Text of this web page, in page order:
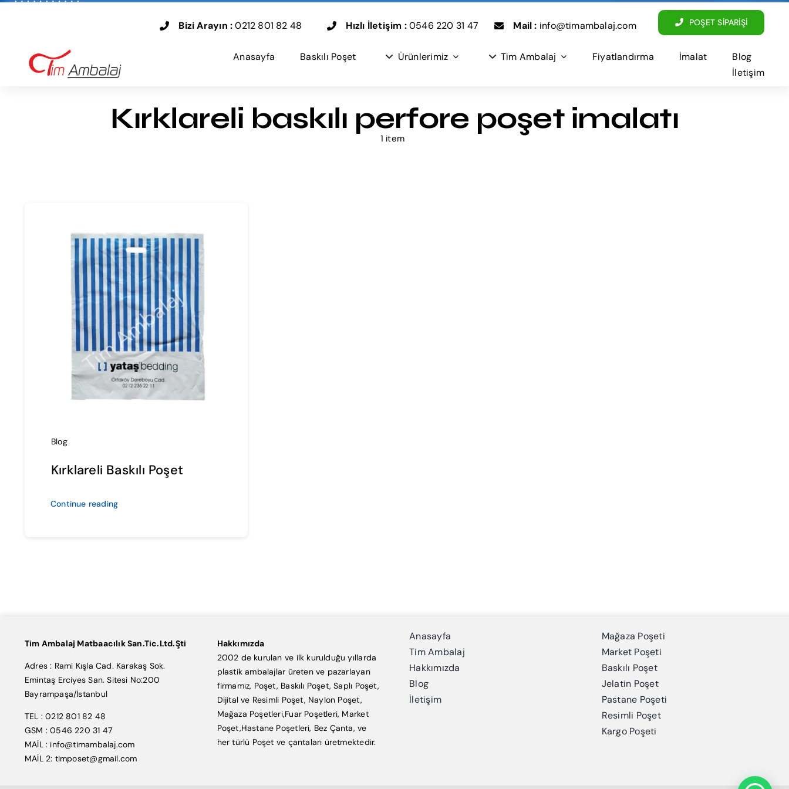
Bizi Arayın :0212 801 82 48 Hızlı İletişim :0546 220 31 47 Mail : info@timambalaj.com POŞET SİPARİŞİ
Anasayfa Baskılı Poşet Ürünlerimiz Tim Ambalaj Fiyatlandırma İmalat
Blog
İletişim
Kırklareli baskılı perfore poşet imalatı
1 item
Blog
Kırklareli Baskılı Poşet
Continue reading
Tim Ambalaj Matbaacılık San.Tic.Ltd.Şti
Adres : Rami Kışla Cad. Karakaş Sok.
Emintaş Erciyes San. Sitesi No:200
Bayrampaşa/İstanbul
TEL : 0212 801 82 48
GSM : 0546 220 31 47
MAİL : info@timambalaj.com
MAİL 2: timposet@gmail.com
Hakkımızda
2002 de kurulan ve ilk kurulduğu yıllarda
plastik ambalajlar üreten ve pazarlayan
firmamız, Poşet, Baskılı Poşet, Saplı Poşet,
Dijital ve Resimli Poşet, Naylon Poşet,
Mağaza Poşetleri,Fuar Poşetleri, Market
Poşet,Hastane Poşetleri, Bez Çanta, ve
her türlü Poşet ve çantaları üretmektedir.
Anasayfa
Tim Ambalaj
Hakkımızda
Blog
İletişim
Mağaza Poşeti
Market Poşeti
Baskılı Poşet
Jelatin Poşet
Pastane Poşeti
Resimli Poşet
Kargo Poşeti